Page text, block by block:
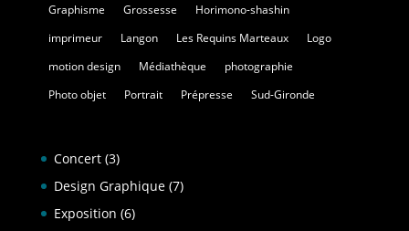
Graphisme
Grossesse
Horimono-shashin
imprimeur
Langon Les Requins Marteaux
Logo
motion design
Médiathèque
photographie
Photo objet
Portrait Prépresse Sud-Gironde
Concert(3)
Design Graphique(7)
Exposition (6)